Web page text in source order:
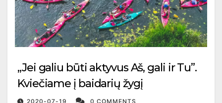
„Jei galiu būti aktyvus Aš, gali ir Tu”.
Kviečiame į baidarių žygį
2020-07-19 0 COMMENTS